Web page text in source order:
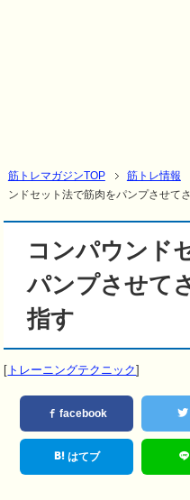
筋トレマガジンTOP 筋トレ情報
ンドセット法で筋肉をパンプさせて
コンパウンド
パンプさせて
指す
[ トレーニングテクニック]
facebook
はてブ